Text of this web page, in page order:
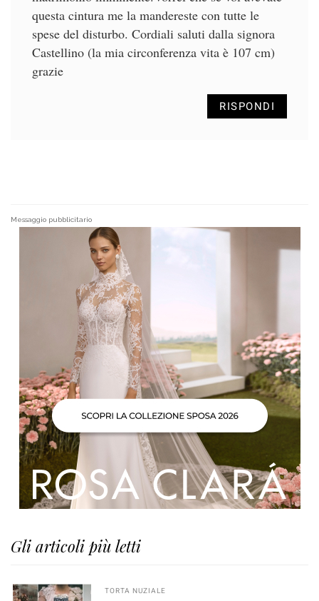
questa cintura me la mandereste con tutte le
spese del disturbo. Cordiali saluti dalla signora
Castellino (la mia circonferenza vita è 107 cm)
grazie
RISPONDI
Messaggio pubblicitario
Gli articoli più letti
TORTA NUZIALE